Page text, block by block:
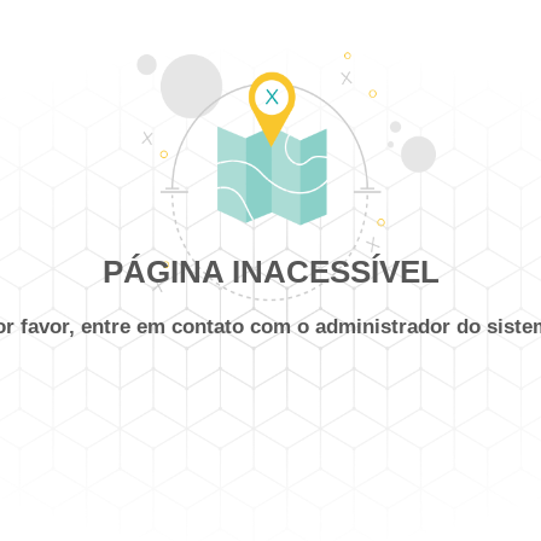
PÁGINA INACESSÍVEL
favor, entre em contato com o administrador do